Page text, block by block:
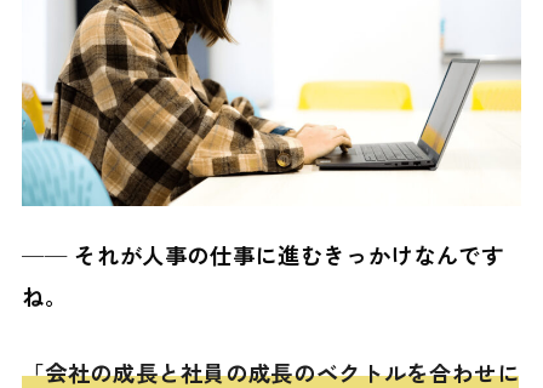
── それが人事の仕事に進むきっかけなんです
ね。
「会社の成長と社員の成長のベクトルを合わせに